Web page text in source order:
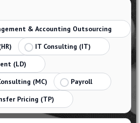
& Accounting Outsourcing
IT Consulting (IT)
(LD)
(MC)
Payroll
Pricing (TP)